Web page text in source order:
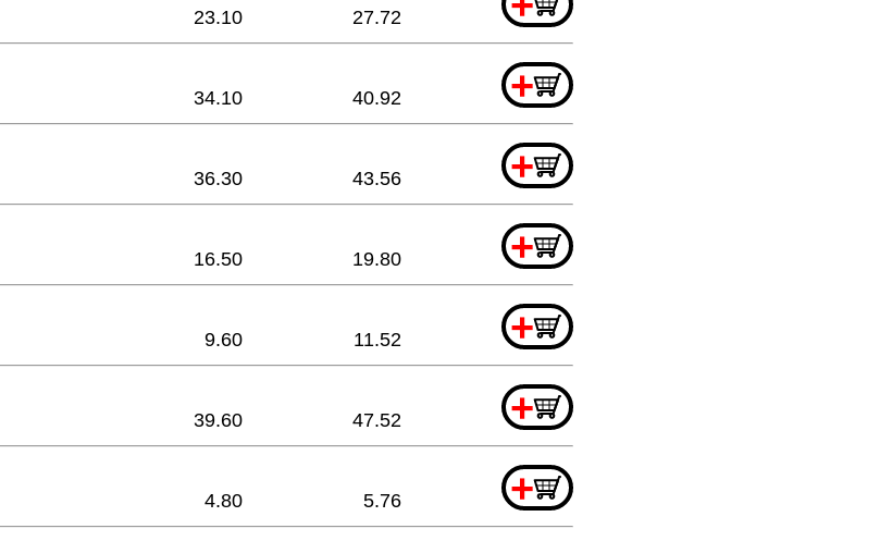
23.10 27.72
+
34.10 40.92
+
36.30 43.56
+
16.50 19.80
+
9.60 11.52
+
39.60 47.52
+
4.80 5.76